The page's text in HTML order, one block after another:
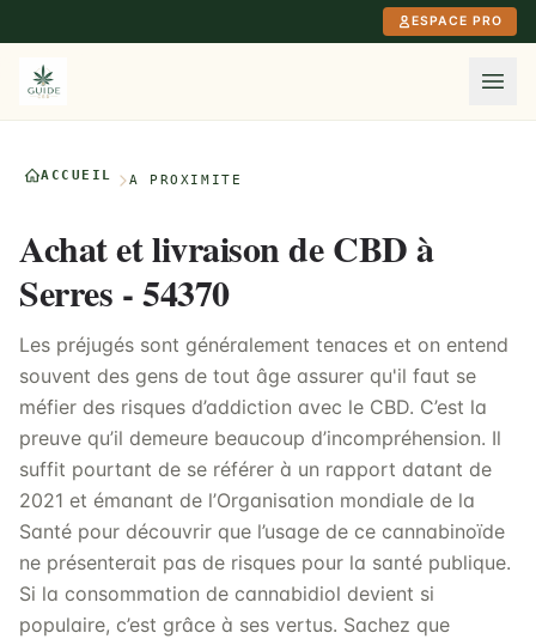
ESPACE PRO
ACCUEIL À PROXIMITÉ
Achat et livraison de CBD à
Serres - 54370
Les préjugés sont généralement tenaces et on entend
souvent des gens de tout âge assurer qu'il faut se
méfier des risques d’addiction avec le CBD. C’est la
preuve qu’il demeure beaucoup d’incompréhension. Il
suffit pourtant de se référer à un rapport datant de
2021 et émanant de l’Organisation mondiale de la
Santé pour découvrir que l’usage de ce cannabinoïde
ne présenterait pas de risques pour la santé publique.
Si la consommation de cannabidiol devient si
populaire, c’est grâce à ses vertus. Sachez que